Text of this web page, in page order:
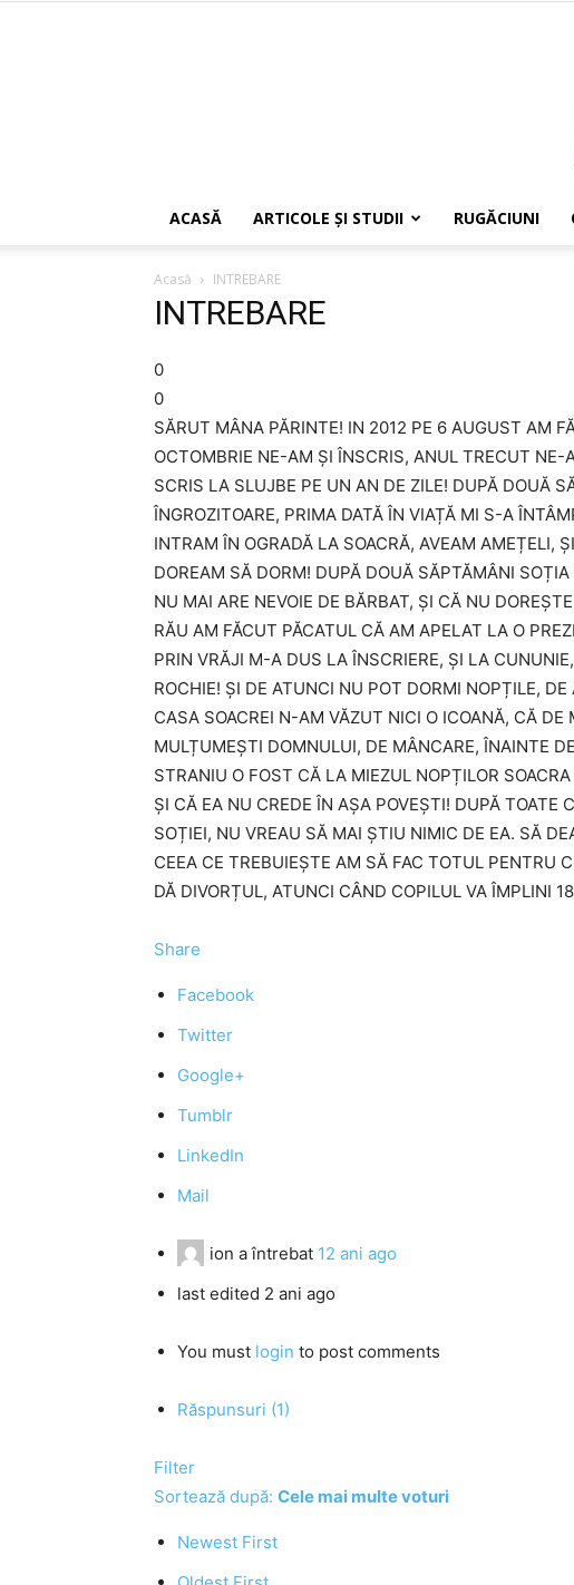
ACASĂ ARTICOLE ŞI STUDII RUGĂCIUNI
Acasă INTREBARE
INTREBARE
0
0
SĂRUT MÂNA PĂRINTE! IN 2012 PE 6 AUGUST AM
OCTOMBRIE NE-AM ȘI ÎNSCRIS, ANUL TRECUT
SCRIS LA SLUJBE PE UN AN DE ZILE! DUPĂ DOUĂ
ÎNGROZITOARE, PRIMA DATĂ ÎN VIAȚĂ MI S-A
INTRAM ÎN OGRADĂ LA SOACRĂ, AVEAM AMEȚELI,
DOREAM SĂ DORM! DUPĂ DOUĂ SĂPTĂMÂNI
NU MAI ARE NEVOIE DE BĂRBAT, ȘI CĂ NU
RĂU AM FĂCUT PĂCATUL CĂ AM APELAT LA O
PRIN VRĂJI M-A DUS LA ÎNSCRIERE, ȘI LA
ROCHIE! ȘI DE ATUNCI NU POT DORMI NOPȚILE,
CASA SOACREI N-AM VĂZUT NICI O ICOANĂ, CĂ
MULȚUMEȘTI DOMNULUI, DE MÂNCARE, ÎNAINTE
STRANIU O FOST CĂ LA MIEZUL NOPȚILOR
ȘI CĂ EA NU CREDE ÎN AȘA POVEȘTI! DUPĂ
SOȚIEI, NU VREAU SĂ MAI ȘTIU NIMIC DE EA. SĂ
CEEA CE TREBUIEȘTE AM SĂ FAC TOTUL PENTRU
DĂ DIVORȚUL, ATUNCI CÂND COPILUL VA ÎMPLINI
Share
Facebook
Twitter
Google+
Tumblr
LinkedIn
Mail
ion a întrebat 12 ani ago
last edited 2 ani ago
You must login to post comments
Răspunsuri (1)
Filter
Sortează după: Cele mai multe voturi
Newest First